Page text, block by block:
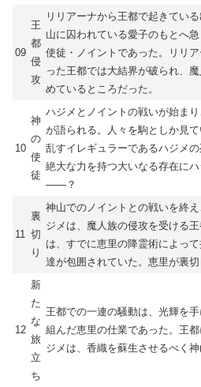
09
王
都
侵
攻
リリアーナから王都で起きてい
山に囚われている愛子のもとへ
使徒・ノイントであった。リリ
った王都では大結界が破られ、
めているところだった。
10
神
の
使
徒
ハジメとノイントの戦いが始ま
が語られる。人々を駒としか見
乱すイレギュラーであるハジメ
絶大な力を持つ大いなる存在に
――？
11
裏
切
り
神山でのノイントとの戦いを終
ジメは、魔人族の侵攻を受ける
は、すでに恵里の降霊術によっ
達が包囲されていた。恵里が裏
12
新
た
な
旅
立
ち
王都での一連の騒動は、光輝を
組んだ恵里の仕業であった。王
ジメは、香織を蘇生させるべく